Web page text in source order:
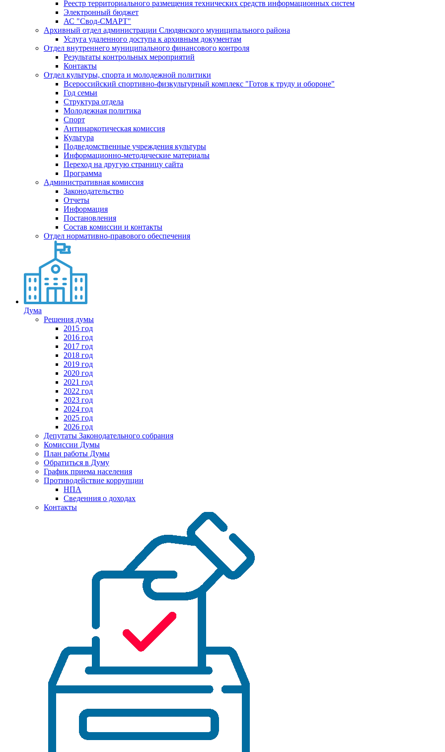
Реестр территориального размещения технических средств информационных систем
Электронный бюджет
АС "Свод-СМАРТ"
Архивный отдел администрации Слюдянского муниципального района
Услуга удаленного доступа к архивным документам
Отдел внутреннего муниципального финансового контроля
Результаты контрольных мероприятий
Контакты
Отдел культуры, спорта и молодежной политики
Всероссийский спортивно-физкультурный комплекс "Готов к труду и обороне"
Год семьи
Структура отдела
Молодежная политика
Спорт
Антинаркотическая комиссия
Культура
Подведомственные учреждения культуры
Информационно-методические материалы
Переход на другую страницу сайта
Программа
Административная комиссия
Законодательство
Отчеты
Информация
Постановления
Состав комиссии и контакты
Отдел нормативно-правового обеспечения
Дума
Решения думы
2015 год
2016 год
2017 год
2018 год
2019 год
2020 год
2021 год
2022 год
2023 год
2024 год
2025 год
2026 год
Депутаты Законодательного собрания
Комиссии Думы
План работы Думы
Обратиться в Думу
График приема населения
Противодействие коррупции
НПА
Сведенния о доходах
Контакты